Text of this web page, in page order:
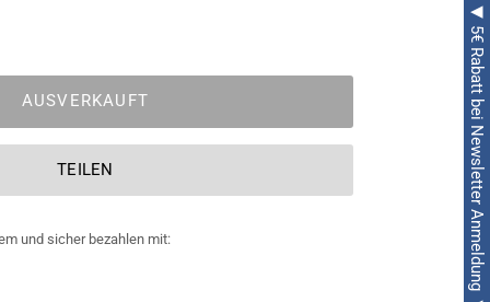
◀ 5€ Rabatt bei Newsletter Anmeldung ◀
AUSVERKAUFT
TEILEN
und sicher bezahlen mit: